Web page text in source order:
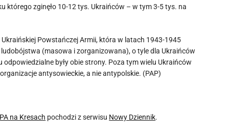
którego zginęło 10-12 tys. Ukraińców – w tym 3-5 tys. na
Powstańczej Armii, która w latach 1943-1945
(masowa i zorganizowana), o tyle dla Ukraińców
były obie strony. Poza tym wielu Ukraińców
antysowieckie, a nie antypolskie. (PAP)
na Kresach pochodzi z serwisu Nowy Dziennik.